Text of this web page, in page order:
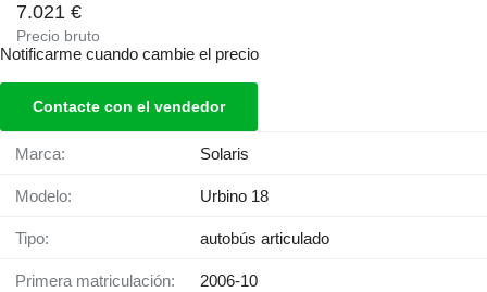
7.021 €
Precio bruto
Notificarme cuando cambie el precio
Contacte con el vendedor
Marca: Solaris
Modelo: Urbino 18
Tipo: autobús articulado
Primera matriculación: 2006-10